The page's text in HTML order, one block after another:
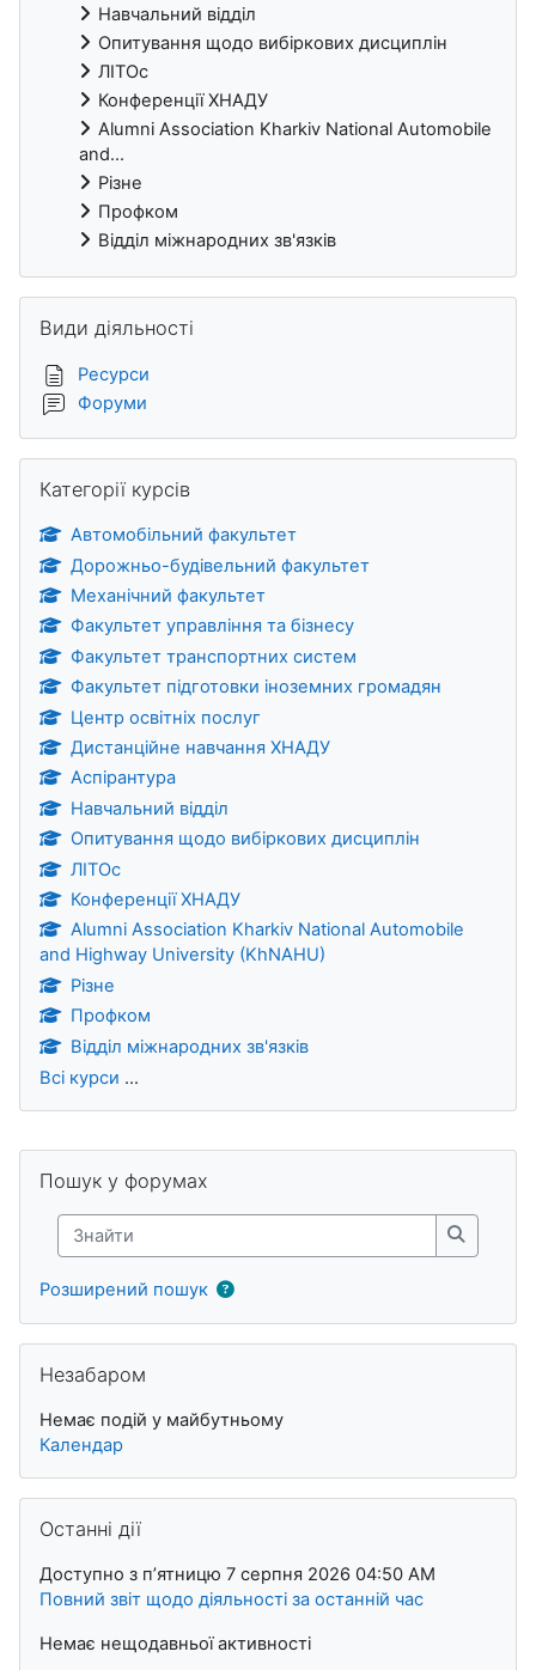
Навчальний відділ
Опитування щодо вибіркових дисциплін
ЛІТОс
Конференції ХНАДУ
Alumni Association Kharkiv National Automobile
and...
Різне
Профком
Відділ міжнародних зв'язків
Види діяльності
Ресурси
Форуми
Категорії курсів
Автомобільний факультет
Дорожньо-будівельний факультет
Механічний факультет
Факультет управління та бізнесу
Факультет транспортних систем
Факультет підготовки іноземних громадян
Центр освітніх послуг
Дистанційне навчання ХНАДУ
Аспірантура
Навчальний відділ
Опитування щодо вибіркових дисциплін
ЛІТОс
Конференції ХНАДУ
Alumni Association Kharkiv National Automobile
and Highway University (KhNAHU)
Різне
Профком
Відділ міжнародних зв'язків
Всі курси ...
Блоки
Пошук у форумах
Знайти
Знайти
Розширений пошук
Незабаром
Немає подій у майбутньому
Календар
Останні дії
Доступно з пʼятницю 7 серпня 2026 04:50 AM
Повний звіт щодо діяльності за останній час
Немає нещодавньої активності